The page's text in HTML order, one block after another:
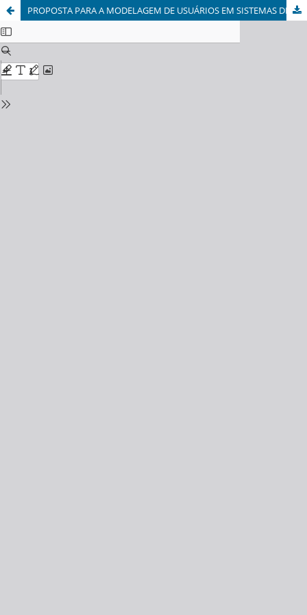
PROPOSTA PARA A MODELAGEM DE USUÁRIOS EM SISTEMAS DE HIPERMÍDIA ADAPTATIVA NO AMBIENTE E-BUSINESS